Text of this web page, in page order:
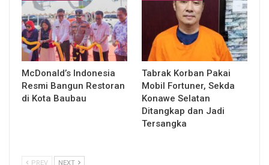
McDonald’s Indonesia
Resmi Bangun Restoran
di Kota Baubau
Tabrak Korban Pakai
Mobil Fortuner, Sekda
Konawe Selatan
Ditangkap dan Jadi
Tersangka
PREV NEXT